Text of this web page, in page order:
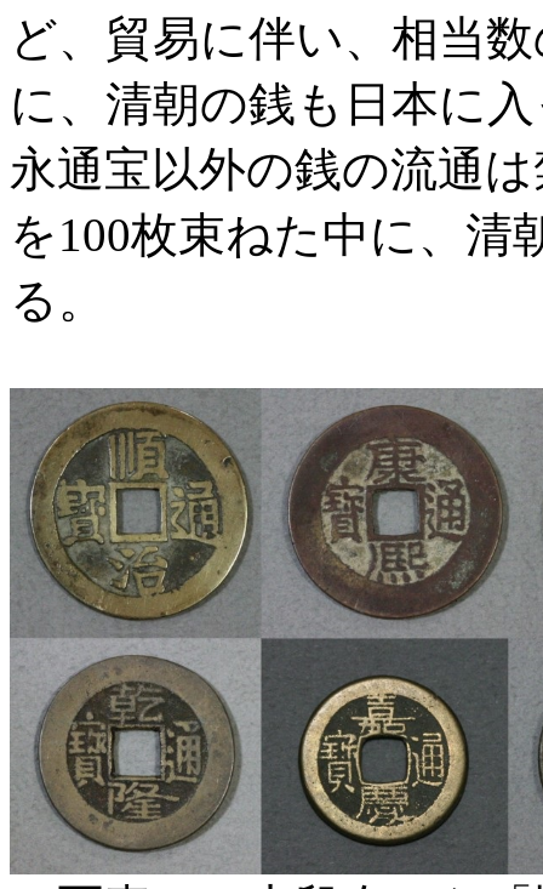
ど、貿易に伴い、相当
に、清朝の銭も日本に
永通宝以外の銭の流通
を100枚束ねた中に、
る。